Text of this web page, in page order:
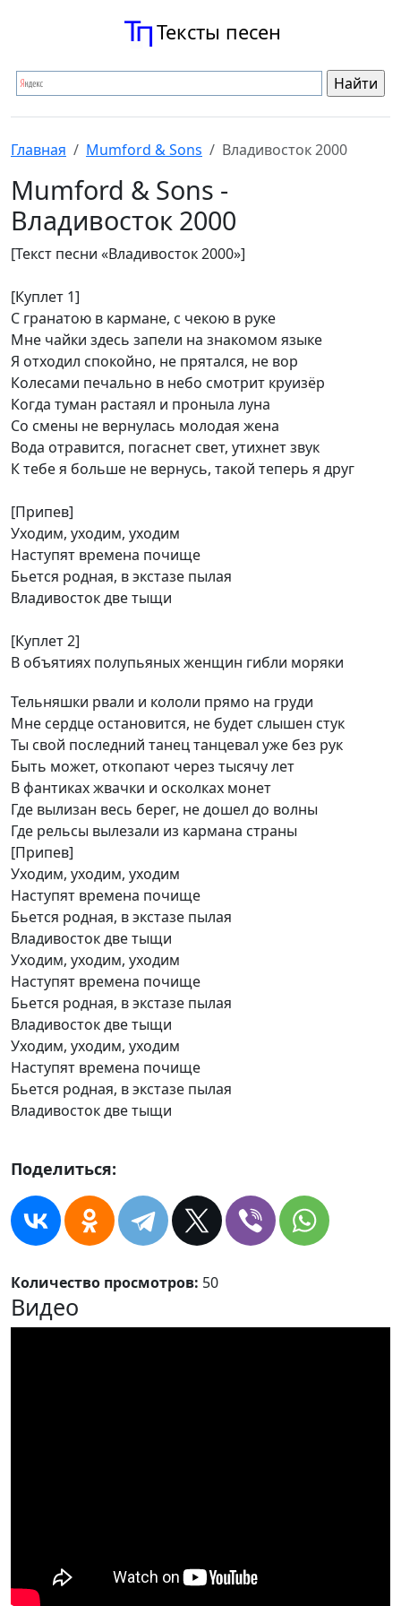
Тексты песен
Главная Mumford & Sons Владивосток 2000
Mumford & Sons -
Владивосток 2000
[Текст песни «Владивосток 2000»]
[Куплет 1]
С гранатою в кармане, с чекою в руке
Мне чайки здесь запели на знакомом языке
Я отходил спокойно, не прятался, не вор
Колесами печально в небо смотрит круизёр
Когда туман растаял и проныла луна
Со смены не вернулась молодая жена
Вода отравится, погаснет свет, утихнет звук
К тебе я больше не вернусь, такой теперь я друг
[Припев]
Уходим, уходим, уходим
Наступят времена почище
Бьется родная, в экстазе пылая
Владивосток две тыщи
[Куплет 2]
В объятиях полупьяных женщин гибли моряки
Тельняшки рвали и кололи прямо на груди
Мне сердце остановится, не будет слышен стук
Ты свой последний танец танцевал уже без рук
Быть может, откопают через тысячу лет
В фантиках жвачки и осколках монет
Где вылизан весь берег, не дошел до волны
Где рельсы вылезали из кармана страны
[Припев]
Уходим, уходим, уходим
Наступят времена почище
Бьется родная, в экстазе пылая
Владивосток две тыщи
Уходим, уходим, уходим
Наступят времена почище
Бьется родная, в экстазе пылая
Владивосток две тыщи
Уходим, уходим, уходим
Наступят времена почище
Бьется родная, в экстазе пылая
Владивосток две тыщи
Поделиться:
Количество просмотров: 50
Видео